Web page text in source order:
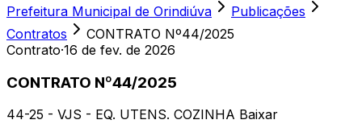
Prefeitura Municipal de Orindiúva
Publicações
Contratos
CONTRATO Nº44/2025
Contrato·16 de fev. de 2026
CONTRATO Nº44/2025
44-25 - VJS - EQ. UTENS. COZINHA Baixar